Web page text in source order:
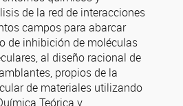
de la red de interacciones
campos para abarcar
de inhibición de moléculas
al diseño racional de
propios de la
de materiales utilizando
Teórica y